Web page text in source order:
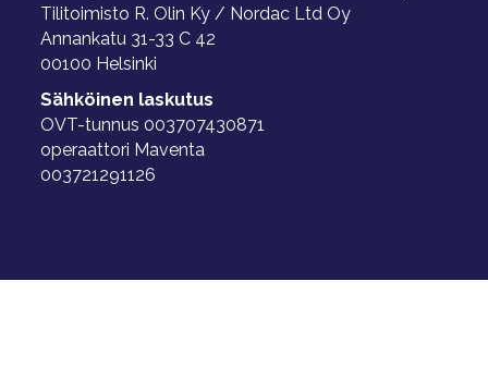
Tilitoimisto R. Olin Ky / Nordac Ltd Oy
Annankatu 31-33 C 42
00100 Helsinki
Sähköinen laskutus
OVT-tunnus 003707430871
operaattori Maventa
003721291126